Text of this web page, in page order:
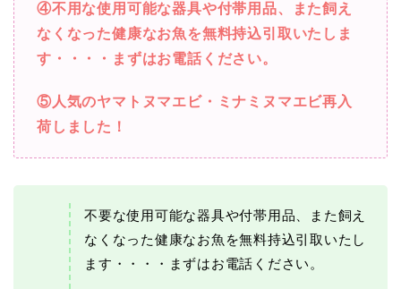
④不用な使用可能な器具や付帯用品、また飼え
なくなった健康なお魚を無料持込引取いたしま
す・・・・まずはお電話ください。
⑤人気のヤマトヌマエビ・ミナミヌマエビ再入
荷しました！
不要な使用可能な器具や付帯用品、また飼え
なくなった健康なお魚を無料持込引取いたし
ます・・・・まずはお電話ください。